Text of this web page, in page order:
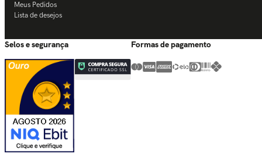
Meus Pedidos
Lista de desejos
Selos e segurança Formas de pagamento